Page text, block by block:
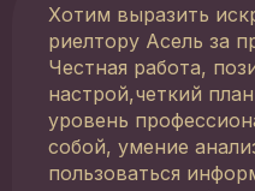
Хотим выразить
риелтору Асель за
Честная работа,
настрой,четкий
уровень
собой, умение
пользоваться